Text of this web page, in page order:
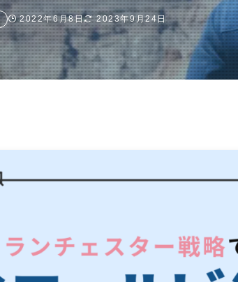
2022年6月8日 2023年9月24日